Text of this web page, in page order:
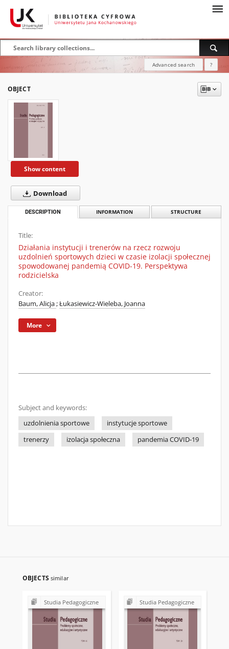
Advanced search ?
OBJECT
Show content
Download
DESCRIPTION INFORMATION STRUCTURE
Title:
Działania instytucji i trenerów na rzecz rozwoju
uzdolnień sportowych dzieci w czasie izolacji społecznej
spowodowanej pandemią COVID-19. Perspektywa
rodzicielska
Creator:
Baum, Alicja;Łukasiewicz-Wieleba, Joanna
More
Subject and keywords:
uzdolnienia sportowe
instytucje sportowe
trenerzy
izolacja społeczna pandemia COVID-19
OBJECTS similar
Studia Pedagogiczne Studia Pedagogiczne